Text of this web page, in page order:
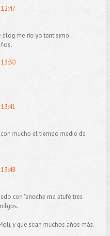
blog me río yo tantísimo...
mucho el tiempo medio de
con "anoche me atufé tres
y que sean muchos años más.